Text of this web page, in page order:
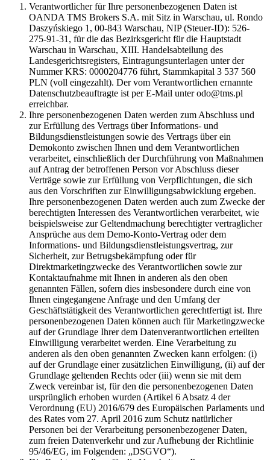
Verantwortlicher für Ihre personenbezogenen Daten ist
OANDA TMS Brokers S.A. mit Sitz in Warschau, ul. Rondo
Daszyńskiego 1, 00-843 Warschau, NIP (Steuer-ID): 526-
275-91-31, für die das Bezirksgericht für die Hauptstadt
Warschau in Warschau, XIII. Handelsabteilung des
Landesgerichtsregisters, Eintragungsunterlagen unter der
Nummer KRS: 0000204776 führt, Stammkapital 3 537 560
PLN (voll eingezahlt). Der vom Verantwortlichen ernannte
Datenschutzbeauftragte ist per E-Mail unter odo@tms.pl
erreichbar.
Ihre personenbezogenen Daten werden zum Abschluss und
zur Erfüllung des Vertrags über Informations- und
Bildungsdienstleistungen sowie des Vertrags über ein
Demokonto zwischen Ihnen und dem Verantwortlichen
verarbeitet, einschließlich der Durchführung von Maßnahmen
auf Antrag der betroffenen Person vor Abschluss dieser
Verträge sowie zur Erfüllung von Verpflichtungen, die sich
aus den Vorschriften zur Einwilligungsabwicklung ergeben.
Ihre personenbezogenen Daten werden auch zum Zwecke der
berechtigten Interessen des Verantwortlichen verarbeitet, wie
beispielsweise zur Geltendmachung berechtigter vertraglicher
Ansprüche aus dem Demo-Konto-Vertrag oder dem
Informations- und Bildungsdienstleistungsvertrag, zur
Sicherheit, zur Betrugsbekämpfung oder für
Direktmarketingzwecke des Verantwortlichen sowie zur
Kontaktaufnahme mit Ihnen in anderen als den oben
genannten Fällen, sofern dies insbesondere durch eine von
Ihnen eingegangene Anfrage und den Umfang der
Geschäftstätigkeit des Verantwortlichen gerechtfertigt ist. Ihre
personenbezogenen Daten können auch für Marketingzwecke
auf der Grundlage Ihrer dem Datenverantwortlichen erteilten
Einwilligung verarbeitet werden. Eine Verarbeitung zu
anderen als den oben genannten Zwecken kann erfolgen: (i)
auf der Grundlage einer zusätzlichen Einwilligung, (ii) auf der
Grundlage geltenden Rechts oder (iii) wenn sie mit dem
Zweck vereinbar ist, für den die personenbezogenen Daten
ursprünglich erhoben wurden (Artikel 6 Absatz 4 der
Verordnung (EU) 2016/679 des Europäischen Parlaments und
des Rates vom 27. April 2016 zum Schutz natürlicher
Personen bei der Verarbeitung personenbezogener Daten,
zum freien Datenverkehr und zur Aufhebung der Richtlinie
95/46/EG, im Folgenden: „DSGVO“).